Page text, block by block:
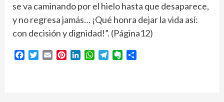
se va caminando por el hielo hasta que desaparece,
y no regresa jamás… ¡Qué honra dejar la vida así:
con decisión y dignidad!”. (Página12)
Facebook
Twitter
Email PinterestLinkedInWhatsApp
TelegramEvernote